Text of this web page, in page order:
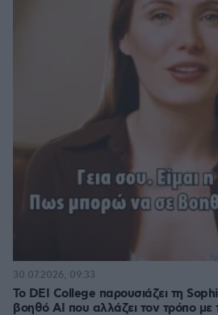
Το DEI College παρουσιάζει τη
βοηθό AI που αλλάζει τον τρόπο με
30.07.2026, 09:33